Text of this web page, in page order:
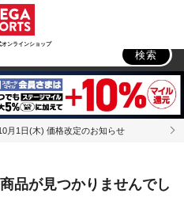
オンラインショップ
検索
月1日(木) 価格改定のお知らせ
品が見つかりませんでし